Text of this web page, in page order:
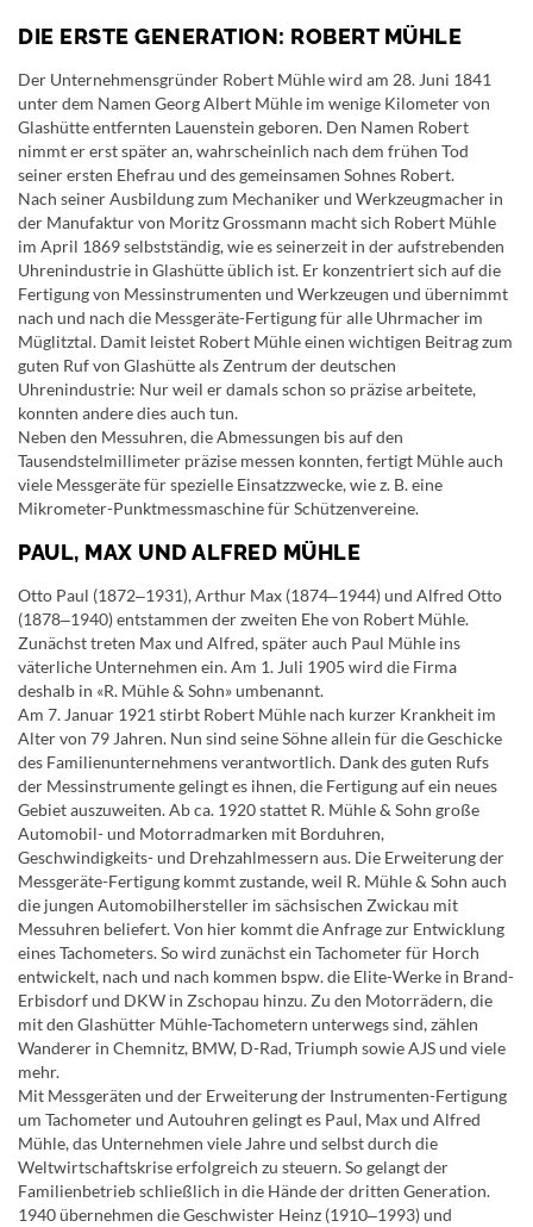
DIE ERSTE GENERATION: ROBERT MÜHLE
Der Unternehmensgründer Robert Mühle wird am 28. Juni 1841
unter dem Namen Georg Albert Mühle im wenige Kilometer von
Glashütte entfernten Lauenstein geboren. Den Namen Robert
nimmt er erst später an, wahrscheinlich nach dem frühen Tod
seiner ersten Ehefrau und des gemeinsamen Sohnes Robert.
Nach seiner Ausbildung zum Mechaniker und Werkzeugmacher in
der Manufaktur von Moritz Grossmann macht sich Robert Mühle
im April 1869 selbstständig, wie es seinerzeit in der aufstrebenden
Uhrenindustrie in Glashütte üblich ist. Er konzentriert sich auf die
Fertigung von Messinstrumenten und Werkzeugen und übernimmt
nach und nach die Messgeräte-Fertigung für alle Uhrmacher im
Müglitztal. Damit leistet Robert Mühle einen wichtigen Beitrag zum
guten Ruf von Glashütte als Zentrum der deutschen
Uhrenindustrie: Nur weil er damals schon so präzise arbeitete,
konnten andere dies auch tun.
Neben den Messuhren, die Abmessungen bis auf den
Tausendstelmillimeter präzise messen konnten, fertigt Mühle auch
viele Messgeräte für spezielle Einsatzzwecke, wie z. B. eine
Mikrometer-Punktmessmaschine für Schützenvereine.
PAUL, MAX UND ALFRED MÜHLE
Otto Paul (1872‒1931), Arthur Max (1874‒1944) und Alfred Otto
(1878‒1940) entstammen der zweiten Ehe von Robert Mühle.
Zunächst treten Max und Alfred, später auch Paul Mühle ins
väterliche Unternehmen ein. Am 1. Juli 1905 wird die Firma
deshalb in «R. Mühle & Sohn» umbenannt.
Am 7. Januar 1921 stirbt Robert Mühle nach kurzer Krankheit im
Alter von 79 Jahren. Nun sind seine Söhne allein für die Geschicke
des Familienunternehmens verantwortlich. Dank des guten Rufs
der Messinstrumente gelingt es ihnen, die Fertigung auf ein neues
Gebiet auszuweiten. Ab ca. 1920 stattet R. Mühle & Sohn große
Automobil- und Motorradmarken mit Borduhren,
Geschwindigkeits- und Drehzahlmessern aus. Die Erweiterung der
Messgeräte-Fertigung kommt zustande, weil R. Mühle & Sohn auch
die jungen Automobilhersteller im sächsischen Zwickau mit
Messuhren beliefert. Von hier kommt die Anfrage zur Entwicklung
eines Tachometers. So wird zunächst ein Tachometer für Horch
entwickelt, nach und nach kommen bspw. die Elite-Werke in Brand-
Erbisdorf und DKW in Zschopau hinzu. Zu den Motorrädern, die
mit den Glashütter Mühle-Tachometern unterwegs sind, zählen
Wanderer in Chemnitz, BMW, D-Rad, Triumph sowie AJS und viele
mehr.
Mit Messgeräten und der Erweiterung der Instrumenten-Fertigung
um Tachometer und Autouhren gelingt es Paul, Max und Alfred
Mühle, das Unternehmen viele Jahre und selbst durch die
Weltwirtschaftskrise erfolgreich zu steuern. So gelangt der
Familienbetrieb schließlich in die Hände der dritten Generation.
1940 übernehmen die Geschwister Heinz (1910‒1993) und